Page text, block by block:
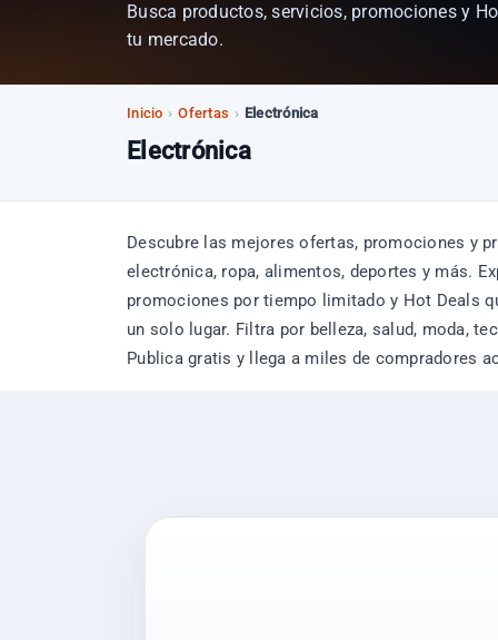
Busca productos, servicios, promociones y
tu mercado.
Inicio › Ofertas › Electrónica
Electrónica
Descubre las mejores ofertas, promociones y
electrónica, ropa, alimentos, deportes y más.
promociones por tiempo limitado y Hot Deals
un solo lugar. Filtra por belleza, salud, moda,
Publica gratis y llega a miles de compradores